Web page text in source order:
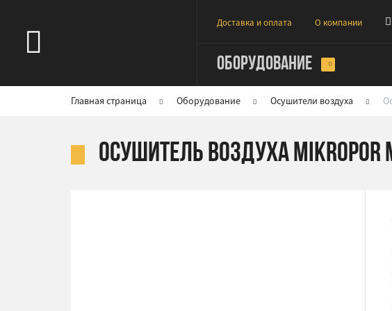
Доставка и оплата О компании
ОБОРУДОВАНИЕ
Главная страница Оборудование Осушители воздуха
Осушитель воздуха Mikropor